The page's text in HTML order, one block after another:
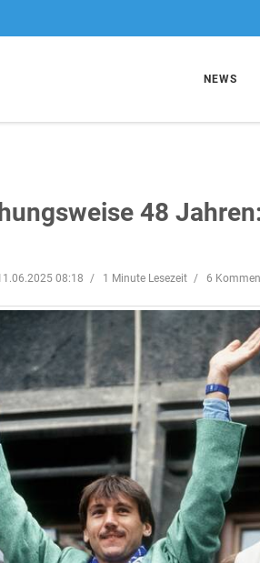
NEWS
48
08:18 1 Minute Lesezeit 6